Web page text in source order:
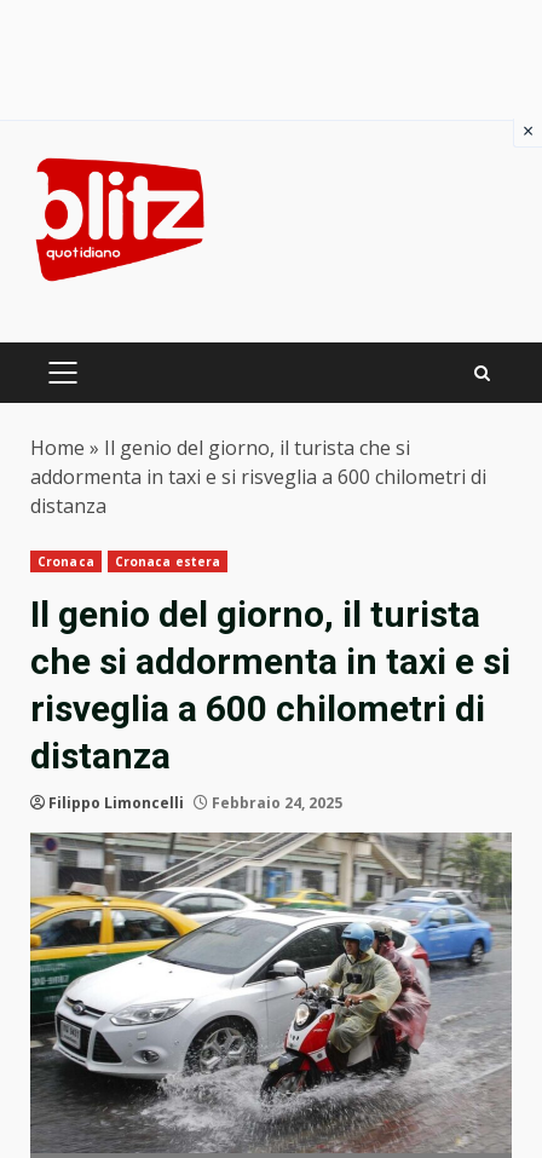
content
PRIMARY
Home » Il genio del giorno, il turista che si
addormenta in taxi e si risveglia a 600 chilometri di
distanza
Cronaca Cronaca estera
Il genio del giorno, il turista
che si addormenta in taxi e si
risveglia a 600 chilometri di
distanza
Filippo Limoncelli Febbraio 24, 2025
×